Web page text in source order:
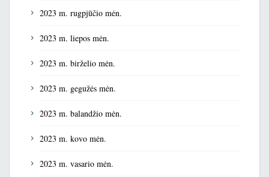
2023 m. rugpjūčio mėn.
2023 m. liepos mėn.
2023 m. birželio mėn.
2023 m. gegužės mėn.
2023 m. balandžio mėn.
2023 m. kovo mėn.
2023 m. vasario mėn.